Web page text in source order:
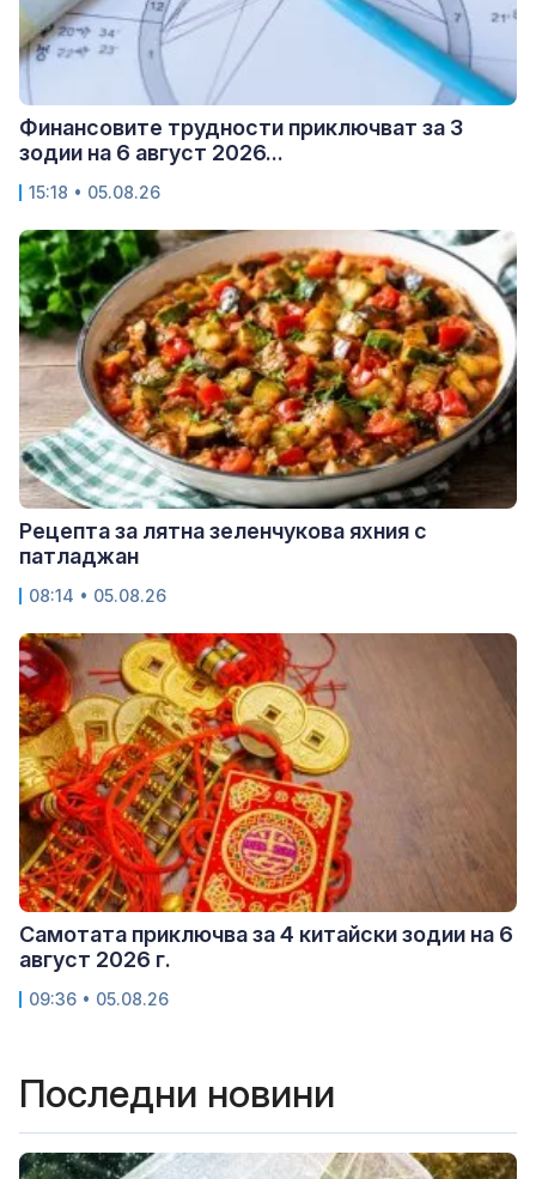
Финансовите трудности приключват за 3
зодии на 6 август 2026...
15:18 • 05.08.26
Рецепта за лятна зеленчукова яхния с
патладжан
08:14 • 05.08.26
Самотата приключва за 4 китайски зодии на 6
август 2026 г.
09:36 • 05.08.26
Последни новини